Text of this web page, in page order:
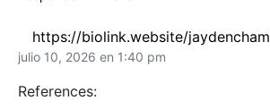
https://biolink.website/jaydencham
julio 10, 2026 en 1:40 pm
References: